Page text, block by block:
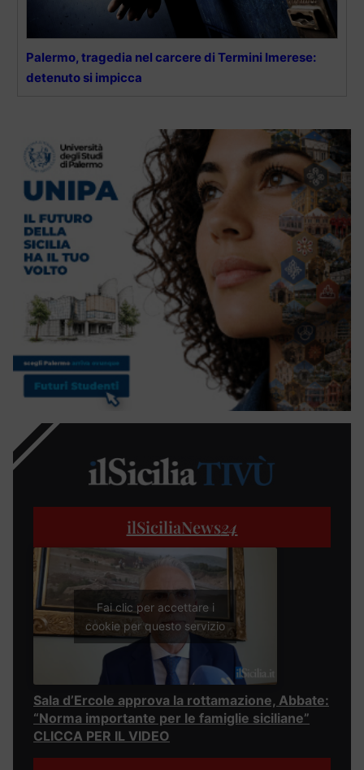
Palermo, tragedia nel carcere di Termini Imerese:
detenuto si impicca
ilSiciliaNews24
Fai clic per accettare i
cookie per questo servizio
Sala d’Ercole approva la rottamazione, Abbate:
“Norma importante per le famiglie siciliane”
CLICCA PER IL VIDEO